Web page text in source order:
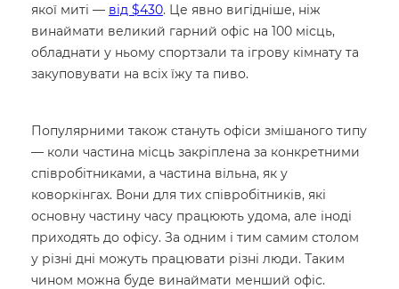
якої миті — від $430. Це явно вигідніше, ніж
винаймати великий гарний офіс на 100 місць,
обладнати у ньому спортзали та ігрову кімнату та
закуповувати на всіх їжу та пиво.
Популярними також стануть офіси змішаного типу
— коли частина місць закріплена за конкретними
співробітниками, а частина вільна, як у
коворкінгах. Вони для тих співробітників, які
основну частину часу працюють удома, але іноді
приходять до офісу. За одним і тим самим столом
у різні дні можуть працювати різні люди. Таким
чином можна буде винаймати менший офіс.